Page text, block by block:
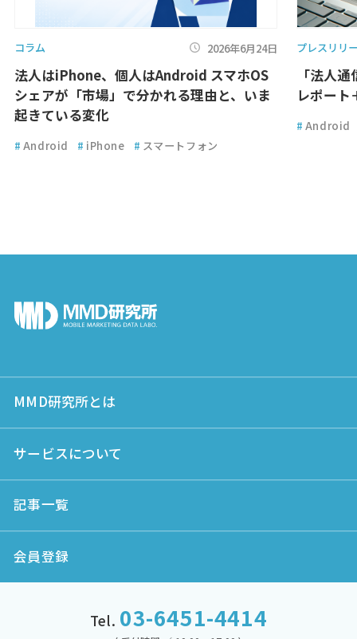
コラム 2026年6月24日
法人はiPhone、個人はAndroid スマホOS
シェアが「市場」で分かれる理由と、いま
起きている変化
# Android # iPhone # スマートフォン
プレスリリ
「法人
レポート
# Android
MMD研究所とは
サービスについて
記事一覧
会員登録
Tel. 03-6451-4414